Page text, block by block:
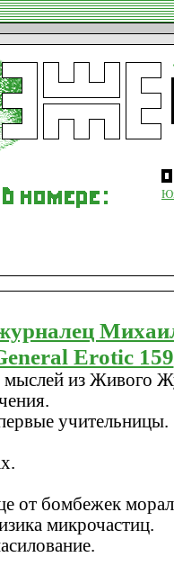
Erotic 159
мыслей из Живого
учительницы.
от бомбежек
микрочастиц.